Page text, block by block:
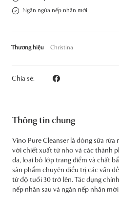
Ngăn ngừa nếp nhăn mới
Thương hiệu Christina
Chia sẻ:
Thông tin chung
Vino Pure Cleanser là dòng sữa rửa
với chiết xuất từ nho và các thành
da, loại bỏ lớp trang điểm và chất
sản phẩm chuyên điều trị các vấn
từ độ tuổi 30 trở lên. Tác dụng
nếp nhăn sau và ngăn nếp nhăn